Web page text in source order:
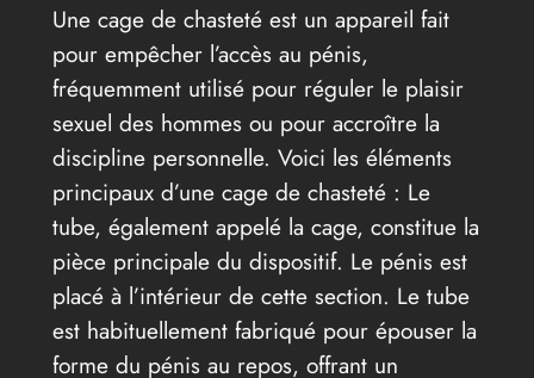
Une cage de chasteté est un appareil fait
pour empêcher l’accès au pénis,
fréquemment utilisé pour réguler le plaisir
sexuel des hommes ou pour accroître la
discipline personnelle. Voici les éléments
principaux d’une cage de chasteté : Le
tube, également appelé la cage, constitue la
pièce principale du dispositif. Le pénis est
placé à l’intérieur de cette section. Le tube
est habituellement fabriqué pour épouser la
forme du pénis au repos, offrant un